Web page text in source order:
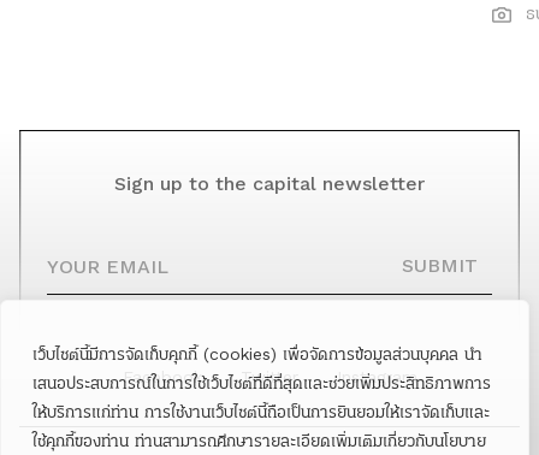
เว็บไซต์นี้มีการจัดเก็บคุกกี้ (cookies) เพื่อจัดการข้อมูลส่วนบุคคล นำ
เสนอประสบการณ์ในการใช้เว็บไซต์ที่ดีที่สุดและช่วยเพิ่มประสิทธิภาพการ
ให้บริการแก่ท่าน การใช้งานเว็บไซต์นี้ถือเป็นการยินยอมให้เราจัดเก็บและ
ใช้คุกกี้ของท่าน ท่านสามารถศึกษารายละเอียดเพิ่มเติมเกี่ยวกับนโยบาย
Sign up to the capital newsletter
SUBMIT
Facebook Twitter Instagram